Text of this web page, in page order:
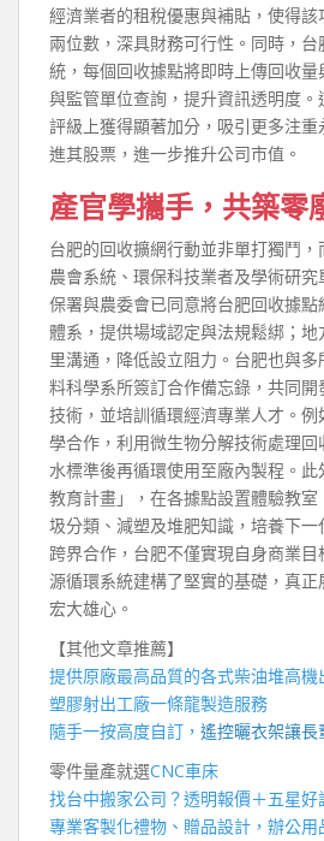
經濟業者的租稅優惠與補貼，使得
兩位數，深具財務可行性。同時，
統，每個回收據點將即時上傳回收
與監管單位查詢，提升資訊透明度。
評級上獲得顯著加分，吸引更多注
進其股票，進一步推升公司市值。
產官學攜手，共築零
台肥的回收擴網行動並非單打獨鬥，
農會系統、環保科技業者及學術研
保署與農委會已同意將台肥回收據
體系，提供場域認定與法規鬆綁；
里溝通，降低設立阻力。台肥也與
料科學系所簽訂合作備忘錄，共同
技術，並培訓循環經濟專業人才。
學合作，利用微生物分解技術處理
水標準後再循環使用至廠內製程。
教育計畫」，在各據點設置體驗教
圾分類、減塑及堆肥知識，培養下
跨界合作，台肥不僅實現自身商業
源循環系統建構了堅實的基礎，真
宏大雄心。
【其他文章推薦】
提供原廠最高品質的各式柴油堆高機
塑膠射出工廠一條龍製造服務
隨手一按高度自訂， 遙控曬衣架讓長
零件量產就選CNC車床
找台中搬家公司 ？透明報價＋五星
專業客製化禮物、贈品設計，辦公用